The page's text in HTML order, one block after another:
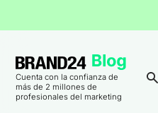
Cuenta con la confianza de
más de 2 millones de
profesionales del marketing